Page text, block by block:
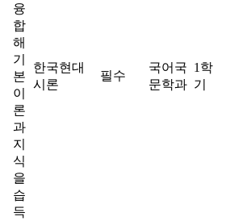
융
합
해
기
본
이
론
과
지
식
을
습
득
한국현대
시론
필수
국어국
문학과
1학
기